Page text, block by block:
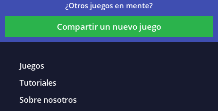
¿Otros juegos en mente?
Compartir un nuevo juego
Juegos
Tutoriales
Sobre nosotros